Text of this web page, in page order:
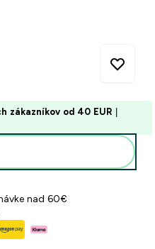
zákazníkov od 40 EUR
nad 60€